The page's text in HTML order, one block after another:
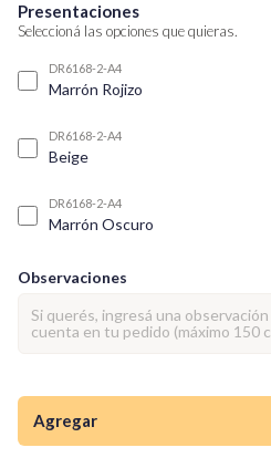
tienda así para mi
emprendimiento!
Presentaciones
Seleccioná las opciones que quieras.
DR6168-2-A4
Marrón Rojizo
DR6168-2-A4
Beige
DR6168-2-A4
Marrón Oscuro
Observaciones
Agregar